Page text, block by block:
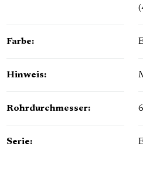
Farbe:
Hinweis:
Rohrdurchmesser:
Serie: